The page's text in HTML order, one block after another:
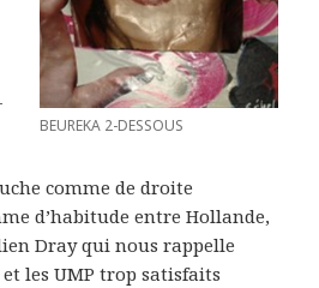
BEUREKA 2-DESSOUS
comme de droite
d’habitude entre Hollande,
Dray qui nous rappelle
et les UMP trop satisfaits